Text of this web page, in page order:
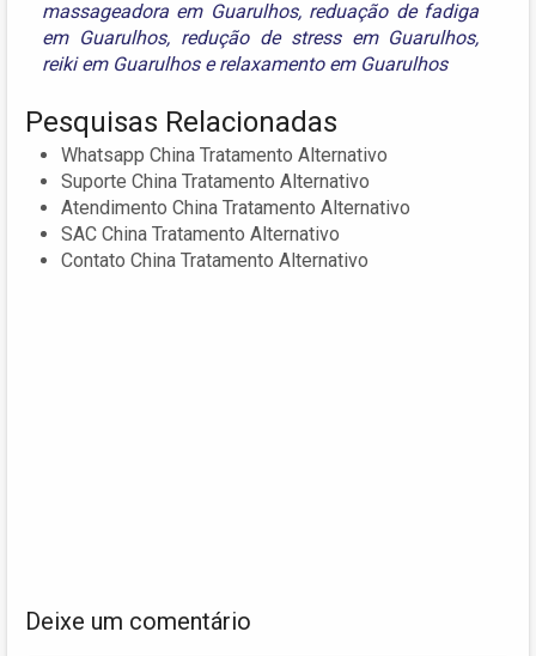
massageadora em Guarulhos, reduação de fadiga
em Guarulhos, redução de stress em Guarulhos,
reiki em Guarulhoserelaxamento em Guarulhos
Pesquisas Relacionadas
Whatsapp China Tratamento Alternativo
Suporte China Tratamento Alternativo
Atendimento China Tratamento Alternativo
SAC China Tratamento Alternativo
Contato China Tratamento Alternativo
Deixe um comentário